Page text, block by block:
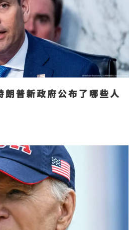
普新政府公布了哪些人